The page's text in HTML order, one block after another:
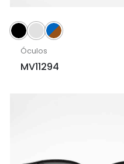
Óculos
MV11294